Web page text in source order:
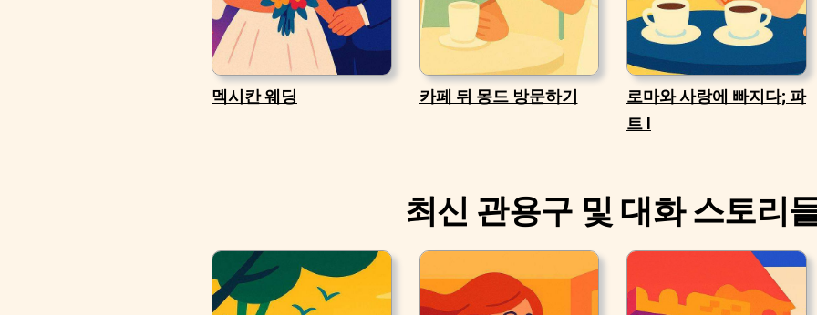
멕시칸 웨딩 카페 뒤 몽드 방문하기
로마와 사랑에 빠지다; 파
트 I
최신 관용구 및 대화 스토리